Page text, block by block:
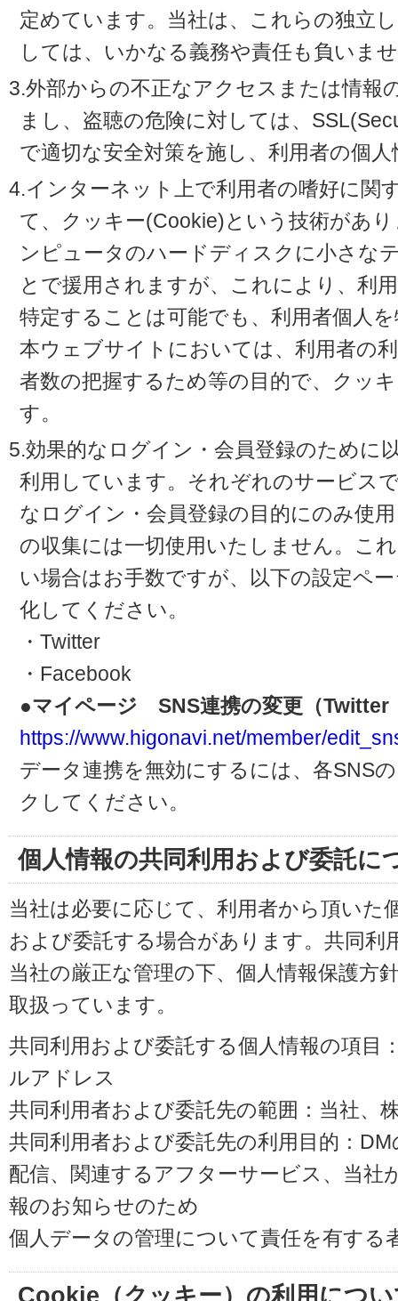
定めています。当社は、これらの独立
しては、いかなる義務や責任も負いま
3.外部からの不正なアクセスまたは情報
まし、盗聴の危険に対しては、
で適切な安全対策を施し、利用者の個
4.インターネット上で利用者の嗜好に関
て、クッキー(Cookie)という技術があ
ンピュータのハードディスクに小さな
とで援用されますが、これにより、利
特定することは可能でも、利用者個人
本ウェブサイトにおいては、利用者の
者数の把握するため等の目的で、クッ
す。
5.効果的なログイン・会員登録のために
利用しています。それぞれのサービス
なログイン・会員登録の目的にのみ使
の収集には一切使用いたしません。こ
い場合はお手数ですが、以下の設定ペ
化してください。
・Twitter
・Facebook
●マイページ SNS連携の変更（Twitter
https://www.higonavi.net/member/
データ連携を無効にするには、各SNS
クしてください。
個人情報の共同利用および委託に
当社は必要に応じて、利用者から頂いた
および委託する場合があります。共同利
当社の厳正な管理の下、個人情報保護方
取扱っています。
共同利用および委託する個人情報の項目
ルアドレス
共同利用者および委託先の範囲：当社、
共同利用者および委託先の利用目的：
配信、関連するアフターサービス、当社
報のお知らせのため
個人データの管理について責任を有する
Cookie（クッキー）の利用につ